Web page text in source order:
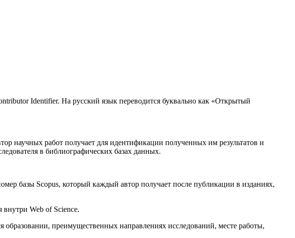
Identifier. На русский язык переводится буквально как «Открытый
научных работ получает для идентификации полученных им результатов и
в библиографических базах данных.
базы Scopus, который каждый автор получает после публикации в изданиях,
внутри Web of Science.
преимущественных направлениях исследований, месте работы,